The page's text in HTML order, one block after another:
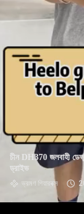
চীন DH370 জলবাহী ডেভু
ড্রাইভ
ভ্রমণ গিয়ারবক্স